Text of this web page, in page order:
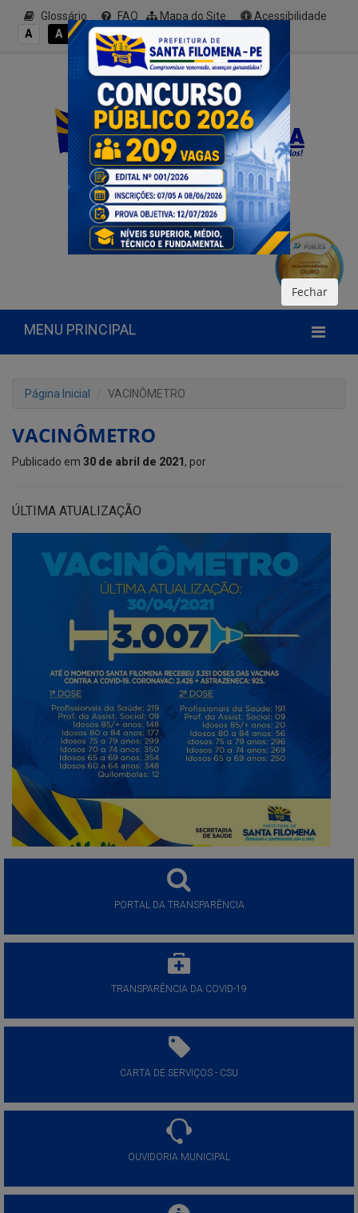
Glossário FAQ Mapa do Site
Acessibilidade
A
A A- A A+
MENU PRINCIPAL
Página Inicial VACINÔMETRO
VACINÔMETRO
Publicado em 30 de abril de 2021 , por
ÚLTIMA ATUALIZAÇÃO
PORTAL DA TRANSPARÊNCIA
TRANSPARÊNCIA DA COVID-19
CARTA DE SERVIÇOS - CSU
OUVIDORIA MUNICIPAL
Fechar